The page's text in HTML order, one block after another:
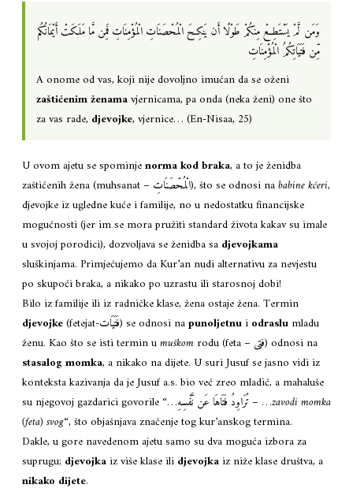
وَمَن لَّمْ يَسْتَطِعْ مِنكُمْ طَوْلًا أَن يَنكِحَ الْمُحْصَنَاتِ الْمُؤْمِنَاتِ فَمِن مَّا مَلَكَتْ أَيْمَانُكُم
مِّن فَتَيَاتِكُمُ الْمُؤْمِنَاتِ
A onome od vas, koji nije dovoljno imućan da se oženi
zaštićenim ženamavjernicama, pa onda (neka ženi) one što
za vas rade, djevojke, vjernice… (En-Nisaa, 25)
U ovom ajetu se spominjenorma kod braka, a to je ženidba
zaštićenih žena (muhsanat – الْمُحْصَنَاتِ), što se odnosi nababine kćeri,
djevojke iz ugledne kuće i familije, no u nedostatku financijske
mogućnosti (jer im se mora pružiti standard života kakav su imale
u svojoj porodici), dozvoljava se ženidba sa djevojkama
sluškinjama. Primjećujemo da Kur’an nudi alternativu za nevjestu
po skupoći braka, a nikako po uzrastu ili starosnoj dobi!
Bilo iz familije ili iz radničke klase, žena ostaje žena. Termin
djevojke
(fetejat-فَتَيَات) se odnosi napunoljetnu i odraslu mladu
ženu. Kao što se isti termin umuškom
rodu (feta – فتى) odnosi na
stasalog momka, a nikako na dijete. U suri Jusuf se jasno vidi iz
konteksta kazivanja da je Jusuf a.s. bio već zreo mladić, a mahaluše
su njegovoj gazdarici govorile “…تُرَاوِدُ فَتَاهَا عَن نَّفْسِهِ – …zavodi momka
(feta) svog“, što objašnjava značenje tog kur’anskog termina.
Dakle, u gore navedenom ajetu samo su dva moguća izbora za
suprugu; djevojka iz više klase ili djevojka iz niže klase društva, a
nikako dijete.